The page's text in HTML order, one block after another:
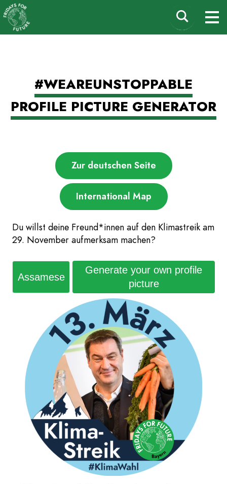
Fridays for Future
Deutschland
Suchen
nach:
#WEAREUNSTOPPABLE
PROFILE PICTURE GENERATOR
Zur deutschen Seite
International Map
Du willst deine Freund*innen auf den Klimastreik am
29. November aufmerksam machen?
Generate your own profile
picture